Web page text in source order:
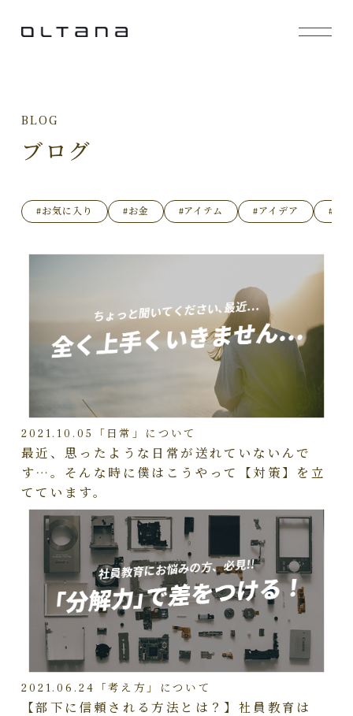
BLOG
ブログ
#お気に入り #お金 #アイテム #アイデア #イ
2021.10.05 「日常」について
最近、思ったような日常が送れていないんで
す…。そんな時に僕はこうやって【対策】を立
てています。
2021.06.24 「考え方」について
【部下に信頼される方法とは？】社員教育は